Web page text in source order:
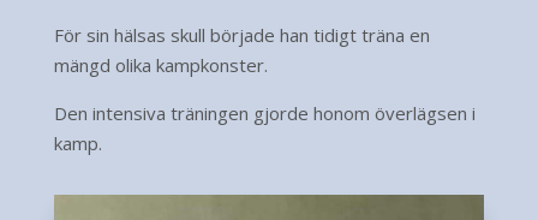
För sin hälsas skull började han tidigt träna en
mängd olika kampkonster.
Den intensiva träningen gjorde honom överlägsen i
kamp.